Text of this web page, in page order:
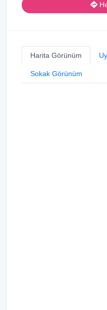
Harita Görünüm
Sokak Görünüm